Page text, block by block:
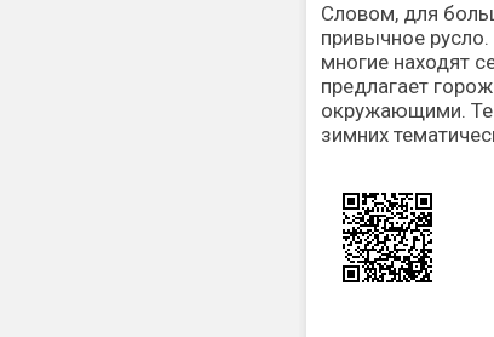
Словом, для
привычное
многие находят
предлагает
окружающими.
зимних